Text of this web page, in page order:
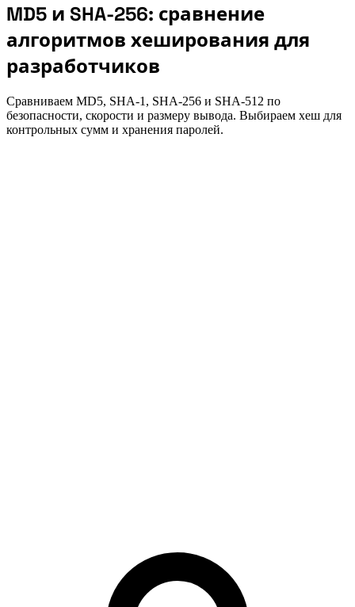
MD5 и SHA-256: сравнение
алгоритмов хеширования для
разработчиков
Сравниваем MD5, SHA-1, SHA-256 и SHA-512 по
безопасности, скорости и размеру вывода. Выбираем хеш для
контрольных сумм и хранения паролей.